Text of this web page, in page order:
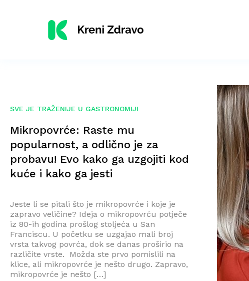
SVE JE TRAŽENIJE U GASTRONOMIJI
Mikropovrće: Raste mu
popularnost, a odlično je za
probavu! Evo kako ga uzgojiti kod
kuće i kako ga jesti
Jeste li se pitali što je mikropovrće i koje je
zapravo veličine? Ideja o mikropovrću potječe
iz 80-ih godina prošlog stoljeća u San
Franciscu. U početku se uzgajao mali broj
vrsta takvog povrća, dok se danas proširio na
različite vrste. Možda ste prvo pomislili na
klice, ali mikropovrće je nešto drugo. Zapravo,
mikropovrće je nešto […]